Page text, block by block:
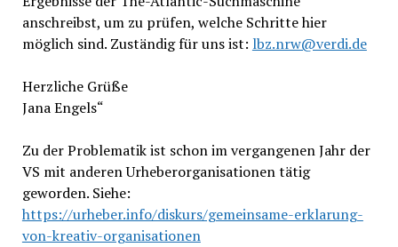
anschreibst, um zu prüfen, welche Schritte hier
möglich sind. Zuständig für uns ist: lbz.nrw@verdi.de
Herzliche Grüße
Jana Engels“
Zu der Problematik ist schon im vergangenen Jahr der
VS mit anderen Urheberorganisationen tätig
geworden. Siehe:
https://urheber.info/diskurs/gemeinsame-erklarung-
von-kreativ-organisationen